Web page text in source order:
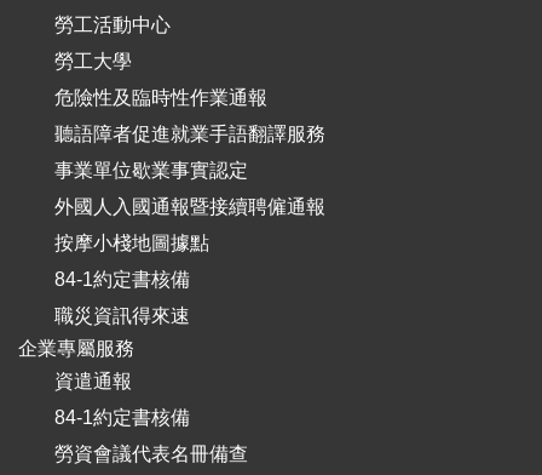
勞工活動中心
勞工大學
危險性及臨時性作業通報
聽語障者促進就業手語翻譯服務
事業單位歇業事實認定
外國人入國通報暨接續聘僱通報
按摩小棧地圖據點
84-1約定書核備
職災資訊得來速
企業專屬服務
資遣通報
84-1約定書核備
勞資會議代表名冊備查